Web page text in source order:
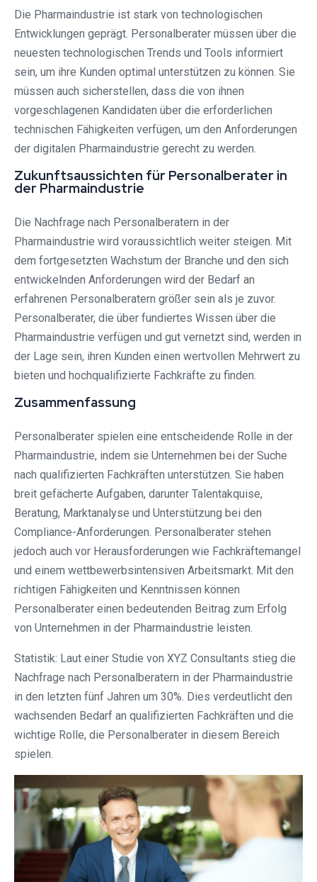
Die Pharmaindustrie ist stark von technologischen
Entwicklungen geprägt. Personalberater müssen über die
neuesten technologischen Trends und Tools informiert
sein, um ihre Kunden optimal unterstützen zu können. Sie
müssen auch sicherstellen, dass die von ihnen
vorgeschlagenen Kandidaten über die erforderlichen
technischen Fähigkeiten verfügen, um den Anforderungen
der digitalen Pharmaindustrie gerecht zu werden.
Zukunftsaussichten für Personalberater in
der Pharmaindustrie
Die Nachfrage nach Personalberatern in der
Pharmaindustrie wird voraussichtlich weiter steigen. Mit
dem fortgesetzten Wachstum der Branche und den sich
entwickelnden Anforderungen wird der Bedarf an
erfahrenen Personalberatern größer sein als je zuvor.
Personalberater, die über fundiertes Wissen über die
Pharmaindustrie verfügen und gut vernetzt sind, werden in
der Lage sein, ihren Kunden einen wertvollen Mehrwert zu
bieten und hochqualifizierte Fachkräfte zu finden.
Zusammenfassung
Personalberater spielen eine entscheidende Rolle in der
Pharmaindustrie, indem sie Unternehmen bei der Suche
nach qualifizierten Fachkräften unterstützen. Sie haben
breit gefächerte Aufgaben, darunter Talentakquise,
Beratung, Marktanalyse und Unterstützung bei den
Compliance-Anforderungen. Personalberater stehen
jedoch auch vor Herausforderungen wie Fachkräftemangel
und einem wettbewerbsintensiven Arbeitsmarkt. Mit den
richtigen Fähigkeiten und Kenntnissen können
Personalberater einen bedeutenden Beitrag zum Erfolg
von Unternehmen in der Pharmaindustrie leisten.
Statistik: Laut einer Studie von XYZ Consultants stieg die
Nachfrage nach Personalberatern in der Pharmaindustrie
in den letzten fünf Jahren um 30%. Dies verdeutlicht den
wachsenden Bedarf an qualifizierten Fachkräften und die
wichtige Rolle, die Personalberater in diesem Bereich
spielen.